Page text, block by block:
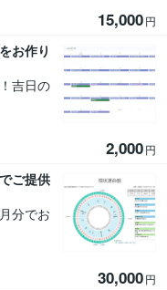
15,000円
お作り
吉日の
2,000円
ご提供
分でお
30,000円